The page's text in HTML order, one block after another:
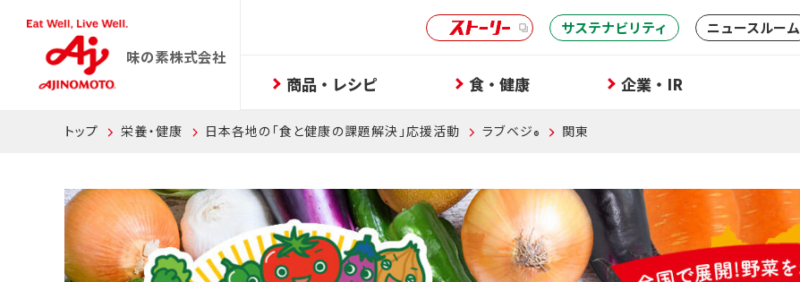
味の素株式会社
サステナビリティ ニュースルーム
商品・レシピ 食・健康 企業・IR
トップ 栄養・健康 日本各地の「食と健康の課題解決」応援活動 ラブベジ® 関東